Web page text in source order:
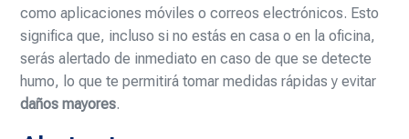
como aplicaciones móviles o correos electrónicos. Esto
significa que, incluso si no estás en casa o en la oficina,
serás alertado de inmediato en caso de que se detecte
humo, lo que te permitirá tomar medidas rápidas y evitar
daños mayores.